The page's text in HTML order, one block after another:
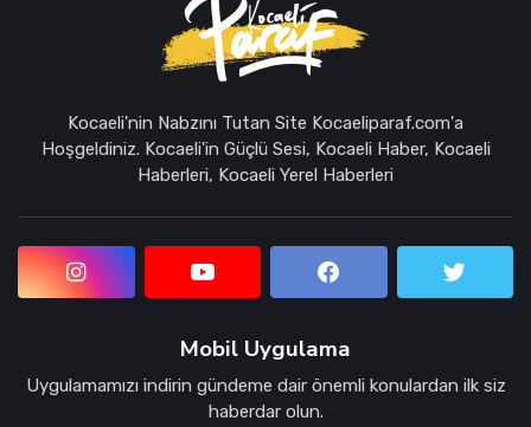
Kocaeli'nin Nabzını Tutan Site Kocaeliparaf.com'a
Hoşgeldiniz. Kocaeli'in Güçlü Sesi, Kocaeli Haber, Kocaeli
Haberleri, Kocaeli Yerel Haberleri
Mobil Uygulama
Uygulamamızı indirin gündeme dair önemli konulardan ilk siz
haberdar olun.